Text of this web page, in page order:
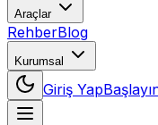
Araçlar
RehberBlog
Kurumsal
Giriş Yap